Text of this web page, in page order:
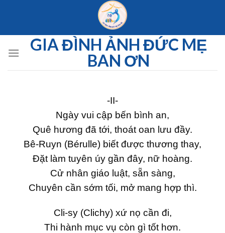
GIA ĐÌNH ẢNH ĐỨC MẸ
BAN ƠN
-II-
Ngày vui cập bến bình an,
Quê hương đã tới, thoát oan lưu đầy.
Bê-Ruyn (Bérulle) biết được thương thay,
Đặt làm tuyên úy gần đây, nữ hoàng.
Cử nhân giáo luật, sẵn sàng,
Chuyên cần sớm tối, mở mang hợp thì.
Cli-sy (Clichy) xứ nọ cần đi,
Thi hành mục vụ còn gì tốt hơn.